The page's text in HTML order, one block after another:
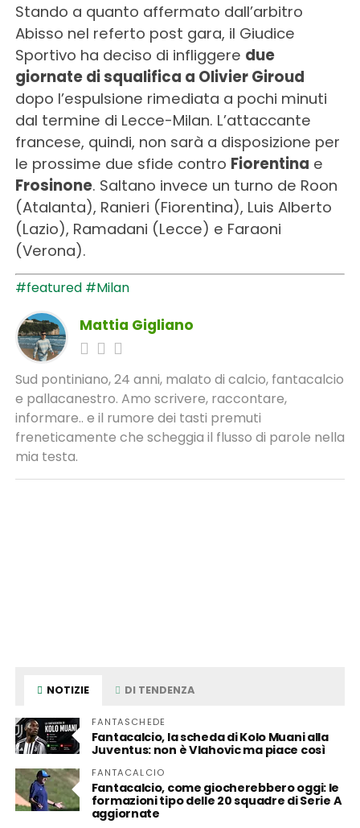
Stando a quanto affermato dall’arbitro
Abisso nel referto post gara, il Giudice
Sportivo ha deciso di infliggere due
giornate di squalifica a Olivier Giroud
dopo l’espulsione rimediata a pochi minuti
dal termine di Lecce-Milan. L’attaccante
francese, quindi, non sarà a disposizione per
le prossime due sfide contro Fiorentina e
Frosinone. Saltano invece un turno de Roon
(Atalanta), Ranieri (Fiorentina), Luis Alberto
(Lazio), Ramadani (Lecce) e Faraoni
(Verona).
#featured #Milan
Mattia Gigliano
Sud pontiniano, 24 anni, malato di calcio, fantacalcio
e pallacanestro. Amo scrivere, raccontare,
informare.. e il rumore dei tasti premuti
freneticamente che scheggia il flusso di parole nella
mia testa.
NOTIZIE DI TENDENZA
FANTASCHEDE
Fantacalcio, la scheda di Kolo Muani alla
Juventus: non è Vlahovic ma piace così
FANTACALCIO
Fantacalcio, come giocherebbero oggi: le
formazioni tipo delle 20 squadre di Serie A
aggiornate